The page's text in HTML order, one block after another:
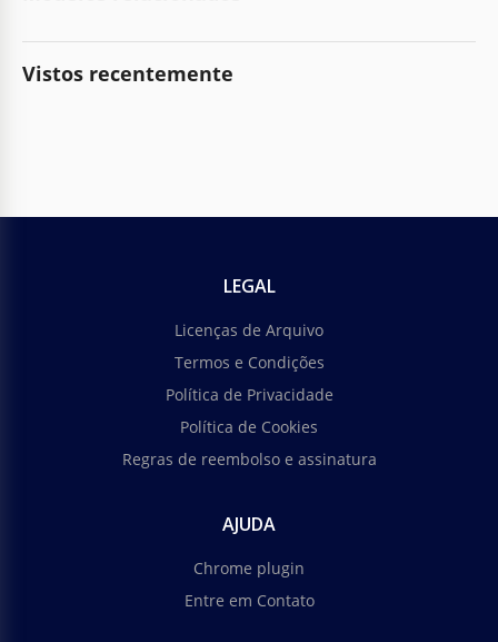
Vistos recentemente
LEGAL
Licenças de Arquivo
Termos e Condições
Política de Privacidade
Política de Cookies
Regras de reembolso e assinatura
AJUDA
Chrome plugin
Entre em Contato